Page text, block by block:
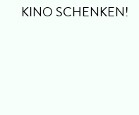
KINO SCHENKEN!